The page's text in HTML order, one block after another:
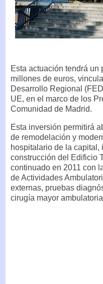
Esta actuación tendrá un
millones de euros,
Desarrollo Regional
UE, en el marco de los
Comunidad de Madrid.
Esta inversión permitirá
de remodelación y
hospitalario de la
construcción del Edificio
continuado en 2011 con
de Actividades
externas, pruebas
cirugía mayor